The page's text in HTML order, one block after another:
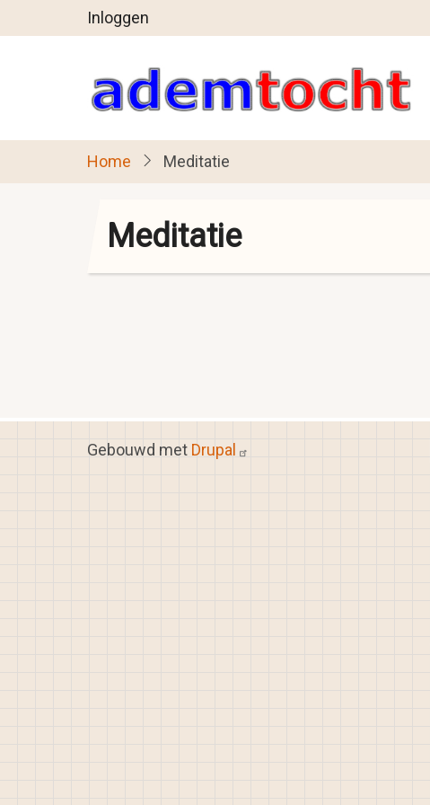
en
gaan
User
account
menu
Inloggen
Home Meditatie
Meditatie
Gebouwd met Drupal